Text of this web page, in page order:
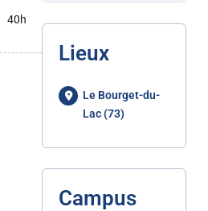
40h
Lieux
Le Bourget-du-
Lac (73)
Campus